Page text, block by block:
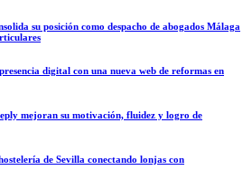
su posición como despacho de abogados Málaga
digital con una nueva web de reformas en
mejoran su motivación, fluidez y logro de
de Sevilla conectando lonjas con